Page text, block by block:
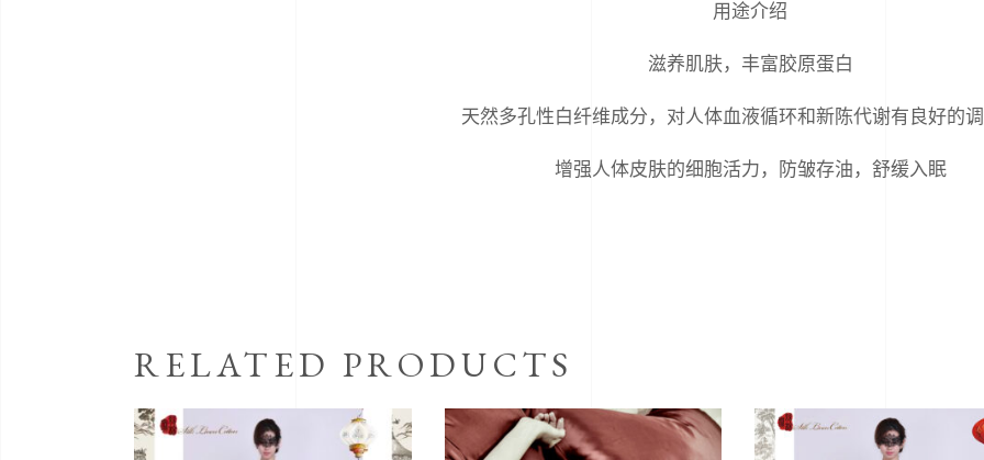
用途介绍
滋养肌肤，丰富胶原蛋白
天然多孔性白纤维成分，对人体血液循环和新陈代谢有良好的
增强人体皮肤的细胞活力，防皱存油，舒缓入眠
RELATED PRODUCTS